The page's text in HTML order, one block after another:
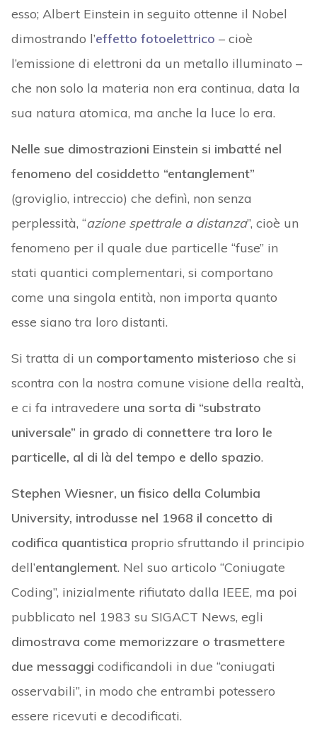
esso; Albert Einstein in seguito ottenne il Nobel
dimostrando l’effetto fotoelettrico – cioè
l’emissione di elettroni da un metallo illuminato –
che non solo la materia non era continua, data la
sua natura atomica, ma anche la luce lo era.
Nelle sue dimostrazioni Einstein si imbatté nel
fenomeno del cosiddetto “entanglement”
(groviglio, intreccio) che definì, non senza
perplessità, “azione spettrale a distanza”, cioè un
fenomeno per il quale due particelle “fuse” in
stati quantici complementari, si comportano
come una singola entità, non importa quanto
esse siano tra loro distanti.
Si tratta di un comportamento misterioso che si
scontra con la nostra comune visione della realtà,
e ci fa intravedere una sorta di “substrato
universale” in grado di connettere tra loro le
particelle, al di là del tempo e dello spazio.
Stephen Wiesner, un fisico della Columbia
University, introdusse nel 1968 il concetto di
codifica quantistica proprio sfruttando il principio
dell’entanglement. Nel suo articolo “Coniugate
Coding”, inizialmente rifiutato dalla IEEE, ma poi
pubblicato nel 1983 su SIGACT News, egli
dimostrava come memorizzare o trasmettere
due messaggi codificandoli in due “coniugati
osservabili”, in modo che entrambi potessero
essere ricevuti e decodificati.